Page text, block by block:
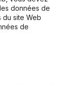
données de
du site Web
de